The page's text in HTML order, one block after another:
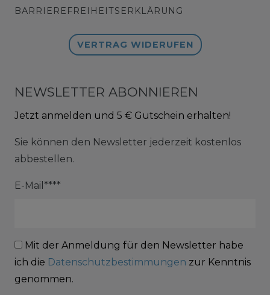
BARRIEREFREIHEITSERKLÄRUNG
VERTRAG WIDERUFEN
NEWSLETTER ABONNIEREN
Jetzt anmelden und 5 € Gutschein erhalten!
Sie können den Newsletter jederzeit kostenlos
abbestellen.
E-Mail****
Mit der Anmeldung für den Newsletter habe
ich die Datenschutzbestimmungen zur Kenntnis
genommen.